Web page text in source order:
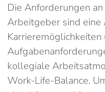
Die Anforderungen
Arbeitgeber sind eine
kollegiale
Work-Life-Balance.